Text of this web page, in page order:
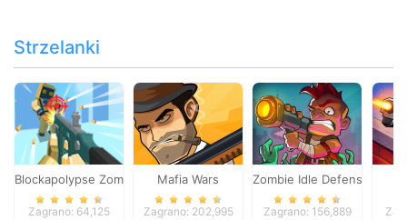
Strzelanki
Blockapolypse Zombie Shooter
Zagrano: 64,125
Mafia Wars
Zagrano: 202,995
Zombie Idle Defense
Zagrano: 156,889